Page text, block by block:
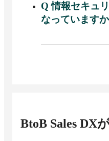
Q情報セキュ
なっています
A エムエム総研で
BtoB Sales DX